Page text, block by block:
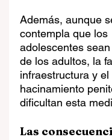
Además, aunque
contempla que los
adolescentes
de los adultos, la
infraestructura y el
hacinamiento
dificultan esta
Las